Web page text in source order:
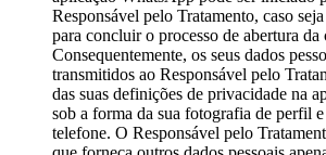
Responsável pelo Tratamento, caso
para concluir o processo de abertura da
Consequentemente, os seus dados
transmitidos ao Responsável pelo
das suas definições de privacidade na
sob a forma da sua fotografia de perfil
telefone. O Responsável pelo